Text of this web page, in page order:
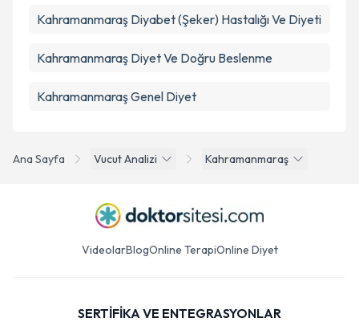
Ana Sayfa Vucut Analizi Kahramanmaraş
Kahramanmaraş Diyabet (Şeker) Hastalığı Ve Diyeti
Kahramanmaraş Diyet Ve Doğru Beslenme
Kahramanmaraş Genel Diyet
VideolarBlogOnline TerapiOnline Diyet
SERTİFİKA VE ENTEGRASYONLAR